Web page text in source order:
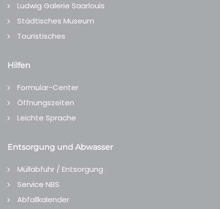
Ludwig Galerie Saarlouis
Städtisches Museum
Touristisches
Hilfen
Formular-Center
Öffnungszeiten
Leichte Sprache
Entsorgung und Abwasser
Müllabfuhr / Entsorgung
Service NBS
Abfallkalender